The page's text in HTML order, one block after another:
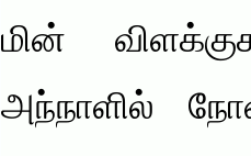
மின்
அந்நாளில்